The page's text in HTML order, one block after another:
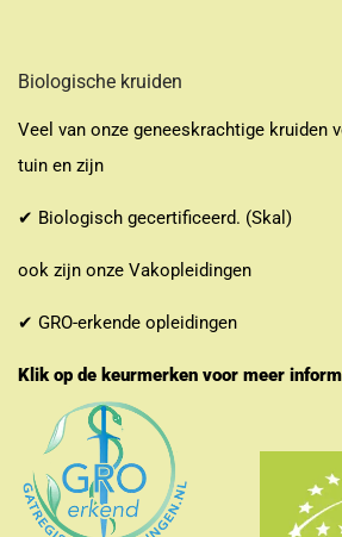
Biologische kruiden
Veel van onze geneeskrachtige kruiden
tuin en zijn
✔ Biologisch gecertificeerd. (Skal)
ook zijn onze Vakopleidingen
✔ GRO-erkende opleidingen
Klik op de keurmerken voor meer